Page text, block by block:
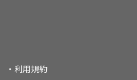
利用規約